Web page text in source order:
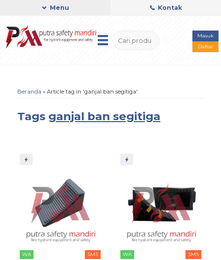
Menu Kontak
Masuk
Daftar
Beranda » Article tag in 'ganjal ban segitiga'
Tags ganjal ban segitiga
WA SMS WA SMS